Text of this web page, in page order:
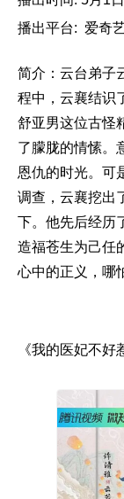
播出平台: 爱奇
简介：云台弟子
程中，云襄结识
舒亚男这位古怪
了朦胧的情愫。
恩仇的时光。可
调查，云襄挖出
下。他先后经历
造福苍生为己任
心中的正义，哪
《我的医妃不好